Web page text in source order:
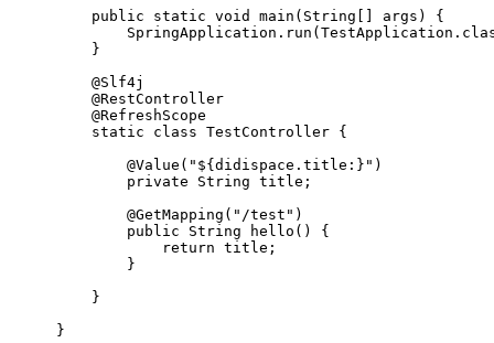
public
static void main (String[] args)
{
        SpringApplication.run(TestApplication
.
    }
@Slf4j
@RestController
@RefreshScope
static
class TestController {
@Value ( "${didispace.title:}" )
private String title;
@GetMapping ( "/test" )
public String hello ()
{
return title;
        }
    }
}